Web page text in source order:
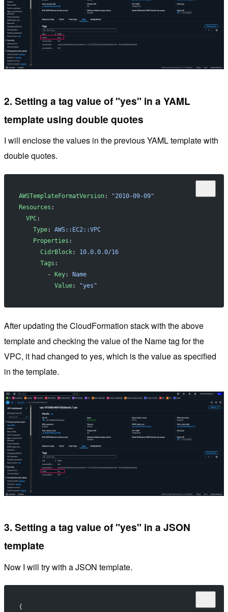
2. Setting a tag value of "yes" in a YAML
template using double quotes
I will enclose the values in the previous YAML template with
double quotes.
AWSTemplateFormatVersion:
"2010-09-09"
Resources :
  VPC
:
    Type
: AWS::EC2::VPC
    Properties
:
      CidrBlock
: 10.0.0.0/16
      Tags
:
        -
Key:
Name
          Value
: "yes"
After updating the CloudFormation stack with the above
template and checking the value of the Name tag for the
VPC, it had changed to yes, which is the value as specified
in the template.
3. Setting a tag value of "yes" in a JSON
template
Now I will try with a JSON template.
{